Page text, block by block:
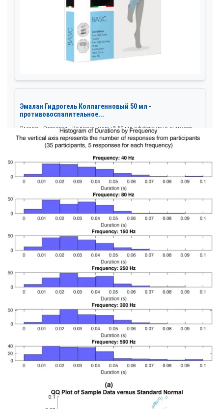
Эмалан Гидрогель Коллагенновый 50 мл -
противовоспалительное...
Эмалан Гидрогель Коллагенновый 50 мл эффективно снимает
воспаление, зуд и покраснение кожи. Обладает...
Курносики Соски силиконовые большого размера, 2 шт.
Силиконовые соски «Курносики» большого размера — надёжный
выбор для комфортного кормления малыша. Мя...